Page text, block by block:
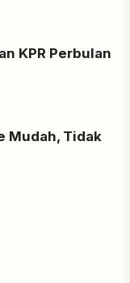
KPR Perbulan
Mudah, Tidak